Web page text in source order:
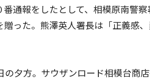
通報をしたとして、相模原南警察
った。熊澤英人署長は「正義感
夕方。サウザンロード相模台商